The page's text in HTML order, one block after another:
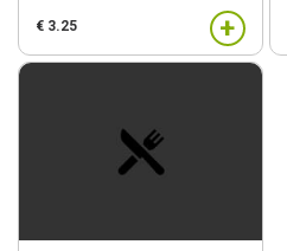
€ 3.25 +